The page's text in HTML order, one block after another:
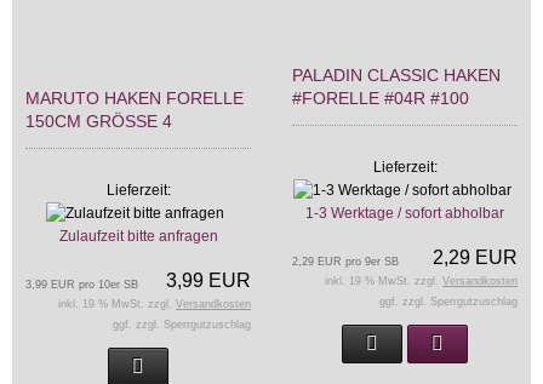
MARUTO HAKEN FORELLE
150CM GRÖSSE 4
Lieferzeit:
Zulaufzeit bitte anfragen
3,99 EUR
3,99 EUR pro 10er SB
inkl. 19 % MwSt. zzgl. Versandkosten
ggf. zzgl. Sperrgutzuschlag
PALADIN CLASSIC HAKEN
#FORELLE #04R #100
Lieferzeit:
1-3 Werktage / sofort abholbar
2,29 EUR
2,29 EUR pro 9er SB
inkl. 19 % MwSt. zzgl. Versandkosten
ggf. zzgl. Sperrgutzuschlag